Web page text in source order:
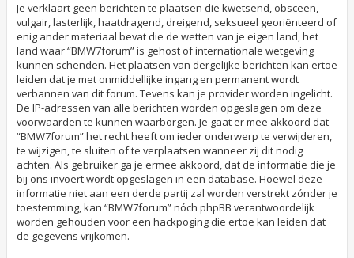
Je verklaart geen berichten te plaatsen die kwetsend, obsceen,
vulgair, lasterlijk, haatdragend, dreigend, seksueel georiënteerd of
enig ander materiaal bevat die de wetten van je eigen land, het
land waar “BMW7forum” is gehost of internationale wetgeving
kunnen schenden. Het plaatsen van dergelijke berichten kan ertoe
leiden dat je met onmiddellijke ingang en permanent wordt
verbannen van dit forum. Tevens kan je provider worden ingelicht.
De IP-adressen van alle berichten worden opgeslagen om deze
voorwaarden te kunnen waarborgen. Je gaat er mee akkoord dat
“BMW7forum” het recht heeft om ieder onderwerp te verwijderen,
te wijzigen, te sluiten of te verplaatsen wanneer zij dit nodig
achten. Als gebruiker ga je ermee akkoord, dat de informatie die je
bij ons invoert wordt opgeslagen in een database. Hoewel deze
informatie niet aan een derde partij zal worden verstrekt zónder je
toestemming, kan “BMW7forum” nóch phpBB verantwoordelijk
worden gehouden voor een hackpoging die ertoe kan leiden dat
de gegevens vrijkomen.